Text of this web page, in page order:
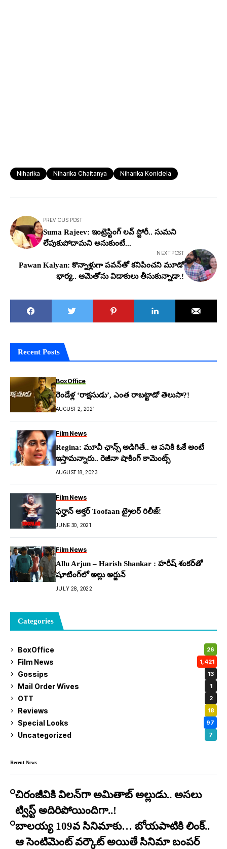
Niharika Niharika Chaitanya Niharika Konidela
PREVIOUS POST
Suma Rajeev: ఇంట్రెస్టింగ్ ల‌వ్ స్టోరీ.. సుమ‌ని
లేపుకుపోదామ‌ని అనుకుంటే...
NEXT POST
Pawan Kalyan: కొన్నాళ్లుగా ప‌వ‌న్‌తో కనిపించ‌ని మూడో
భార్య‌.. ఆమెతోను విడాకులు తీసుకున్నాడా.!
Recent Posts
BoxOffice
రెండేళ్ల ‘రాక్షసుడు’, ఎంత రాబట్టాడో తెలుసా?!
AUGUST 2, 2021
Film News
Regina: మూవీ ఛాన్స్ అడిగితే.. ఆ ప‌నికి ఓకే అంటే
ఇస్తామ‌న్నారు.. రెజీనా షాకింగ్ కామెంట్స్
AUGUST 18, 2023
Film News
ఫర్హాన్ అక్తర్ Toofaan ట్రైలర్ రిలీజ్!
JUNE 30, 2021
Film News
Allu Arjun – Harish Shankar : హరీష్ శంకర్‌తో
షూటింగ్‌లో అల్లు అర్జున్
JULY 28, 2022
Categories
BoxOffice 26
Film News 1,421
Gossips 13
Mail Order Wives 1
OTT 2
Reviews 18
Special Looks 97
Uncategorized 7
Recent News
చిరంజీవికి విలన్‌గా అమితాబ్ అల్లుడు.. అసలు
ట్విస్ట్ అదిరిపోయిందిగా..!
బాలయ్య 109వ సినిమాకు… బోయపాటికి లింక్..
ఆ సెంటిమెంట్ వర్కౌట్ అయితే సినిమా బంపర్